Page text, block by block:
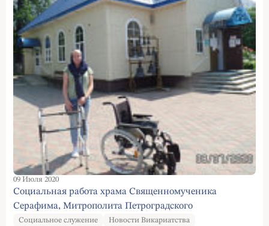
09 Июля 2020
Социальная работа храма Священномученика
Серафима, Митрополита Петроградского
Социальное служение Новости Викариатства